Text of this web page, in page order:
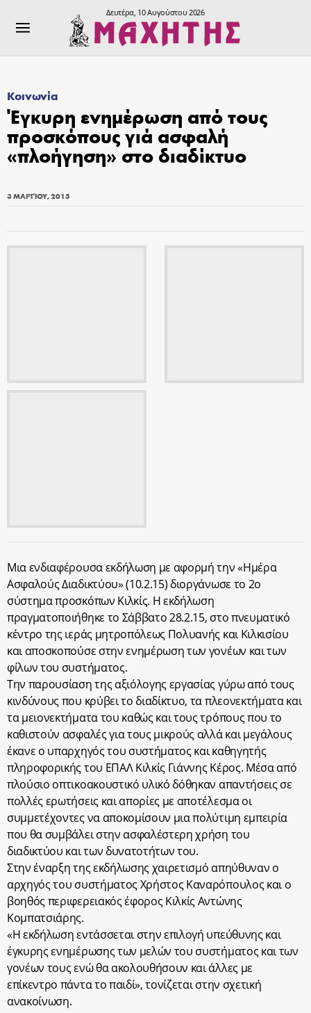
Δευτέρα, 10 Αυγούστου 2026
Κοινωνία
Έγκυρη ενημέρωση από τους
προσκόπους γιά ασφαλή
«πλοήγηση» στο διαδίκτυο
3 ΜΑΡΤΊΟΥ, 2015
Μια ενδιαφέρουσα εκδήλωση με αφορμή την «Ημέρα
Ασφαλούς Διαδικτύου» (10.2.15) διοργάνωσε το 2ο
σύστημα προσκόπων Κιλκίς. Η εκδήλωση
πραγματοποιήθηκε το Σάββατο 28.2.15, στο πνευματικό
κέντρο της ιεράς μητροπόλεως Πολυανής και Κιλκισίου
και αποσκοπούσε στην ενημέρωση των γονέων και των
φίλων του συστήματος.
Την παρουσίαση της αξιόλογης εργασίας γύρω από τους
κινδύνους που κρύβει το διαδίκτυο, τα πλεονεκτήματα και
τα μειονεκτήματα του καθώς και τους τρόπους που το
καθιστούν ασφαλές για τους μικρούς αλλά και μεγάλους
έκανε ο υπαρχηγός του συστήματος και καθηγητής
πληροφορικής του ΕΠΑΛ Κιλκίς Γιάννης Κέρος. Μέσα από
πλούσιο οπτικοακουστικό υλικό δόθηκαν απαντήσεις σε
πολλές ερωτήσεις και απορίες με αποτέλεσμα οι
συμμετέχοντες να αποκομίσουν μια πολύτιμη εμπειρία
που θα συμβάλει στην ασφαλέστερη χρήση του
διαδικτύου και των δυνατοτήτων του.
Στην έναρξη της εκδήλωσης χαιρετισμό απηύθυναν ο
αρχηγός του συστήματος Χρήστος Καναρόπουλος και ο
βοηθός περιφερειακός έφορος Κιλκίς Αντώνης
Κομπατσιάρης.
«Η εκδήλωση εντάσσεται στην επιλογή υπεύθυνης και
έγκυρης ενημέρωσης των μελών του συστήματος και των
γονέων τους ενώ θα ακολουθήσουν και άλλες με
επίκεντρο πάντα το παιδί», τονίζεται στην σχετική
ανακοίνωση.